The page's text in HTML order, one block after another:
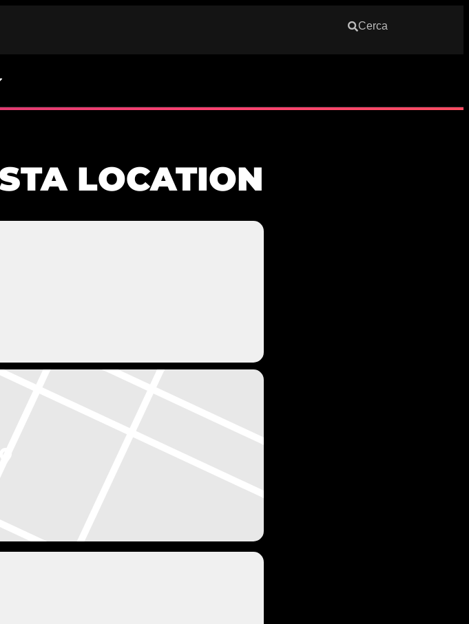
Cerca
LOCATION